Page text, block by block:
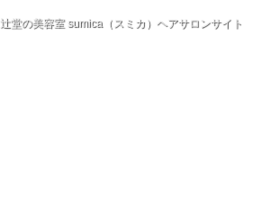
辻堂の美容室 sumica（スミカ）ヘアサロンサイト